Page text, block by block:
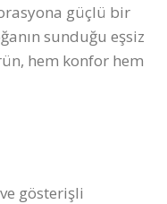
güçlü bir
sunduğu eşsiz
hem konfor hem
gösterişli